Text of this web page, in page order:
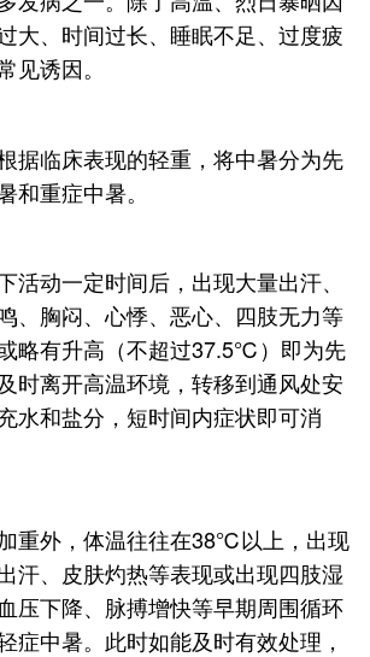
大、时间过长、睡眠不足、过度疲
见诱因。
据临床表现的轻重，将中暑分为先
和重症中暑。
活动一定时间后，出现大量出汗、
、胸闷、心悸、恶心、四肢无力等
略有升高（不超过37.5℃）即为先
时离开高温环境，转移到通风处安
水和盐分，短时间内症状即可消
重外，体温往往在38℃以上，出现
汗、皮肤灼热等表现或出现四肢湿
压下降、脉搏增快等早期周围循环
症中暑。此时如能及时有效处理，